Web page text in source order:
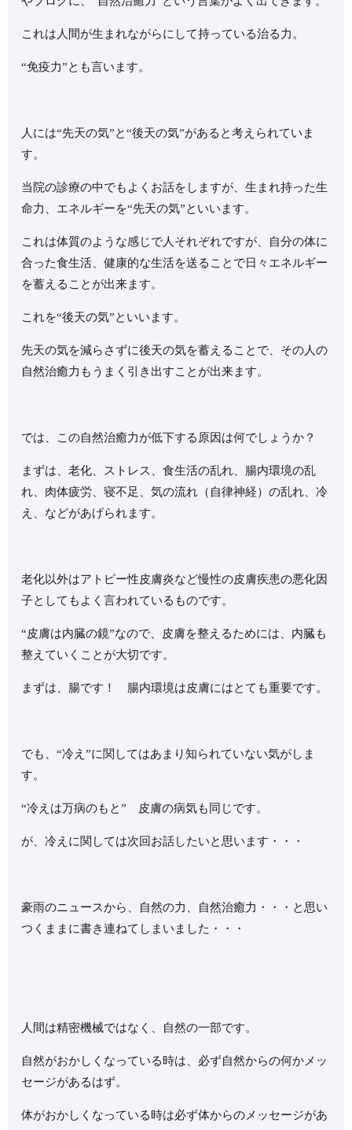
これは人間が生まれながらにして持っている治る力。
“免疫力”とも言います。
人には“先天の気”と“後天の気”があると考えられていま
す。
当院の診療の中でもよくお話をしますが、生まれ持った生
命力、エネルギーを“先天の気”といいます。
これは体質のような感じで人それぞれですが、自分の体に
合った食生活、健康的な生活を送ることで日々エネルギー
を蓄えることが出来ます。
これを“後天の気”といいます。
先天の気を減らさずに後天の気を蓄えることで、その人の
自然治癒力もうまく引き出すことが出来ます。
では、この自然治癒力が低下する原因は何でしょうか？
まずは、老化、ストレス、食生活の乱れ、腸内環境の乱
れ、肉体疲労、寝不足、気の流れ（自律神経）の乱れ、冷
え、などがあげられます。
老化以外はアトピー性皮膚炎など慢性の皮膚疾患の悪化因
子としてもよく言われているものです。
“皮膚は内臓の鏡”なので、皮膚を整えるためには、内臓も
整えていくことが大切です。
まずは、腸です！ 腸内環境は皮膚にはとても重要です。
でも、“冷え”に関してはあまり知られていない気がしま
す。
“冷えは万病のもと” 皮膚の病気も同じです。
が、冷えに関しては次回お話したいと思います・・・
豪雨のニュースから、自然の力、自然治癒力・・・と思い
つくままに書き連ねてしまいました・・・
人間は精密機械ではなく、自然の一部です。
自然がおかしくなっている時は、必ず自然からの何かメッ
セージがあるはず。
体がおかしくなっている時は必ず体からのメッセージがあ